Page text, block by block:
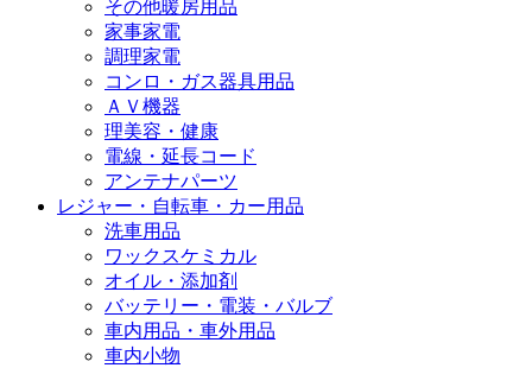
その他暖房用品
家事家電
調理家電
コンロ・ガス器具用品
ＡＶ機器
理美容・健康
電線・延長コード
アンテナパーツ
レジャー・自転車・カー用品
洗車用品
ワックスケミカル
オイル・添加剤
バッテリー・電装・バルブ
車内用品・車外用品
車内小物